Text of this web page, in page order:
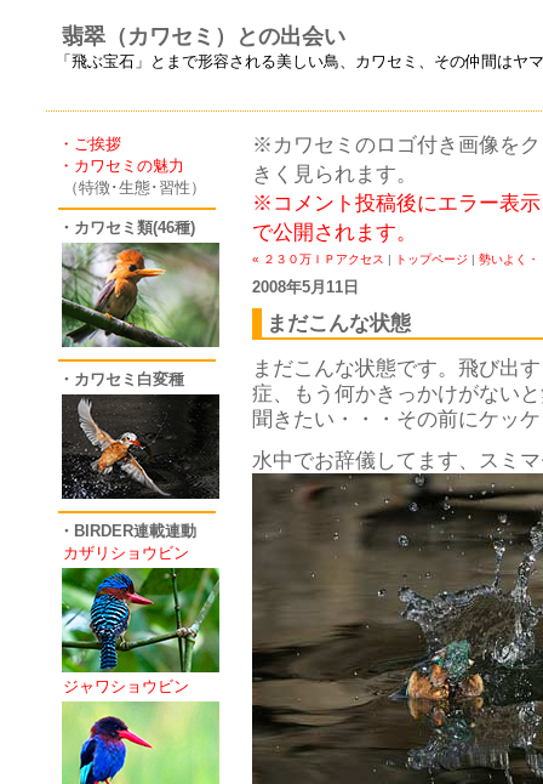
翡翠（カワセミ）との出会い
「飛ぶ宝石」とまで形容される美しい鳥、カワセミ、その仲間は
・ご挨拶
・カワセミの魅力
（特徴･生態･習性）
・カワセミ類(46種)
・カワセミ白変種
・BIRDER連載連動
カザリショウビン
ジャワショウビン
※カワセミのロゴ付き画像を
きく見られます。
※コメント投稿後にエラー表
で公開されます。
« ２３０万ＩＰアクセス | トップページ | 勢いよく・
2008年5月11日
まだこんな状態
まだこんな状態です。飛び出
症、もう何かきっかけがない
聞きたい・・・その前にケッ
水中でお辞儀してます、スミ